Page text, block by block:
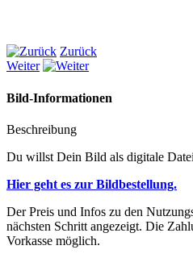
Zurück
Weiter
Bild-Informationen
Beschreibung
Du willst Dein Bild als digitale
Hier geht es zur Bildbestellung.
Der Preis und Infos zu den
nächsten Schritt angezeigt. Die
Vorkasse möglich.